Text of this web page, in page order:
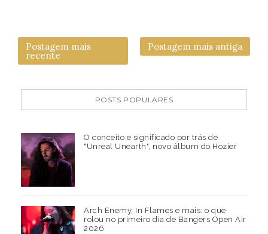
Postagem mais
recente
Postagem mais antiga
POSTS POPULARES
O conceito e significado por trás de
"Unreal Unearth", novo álbum do Hozier
Arch Enemy, In Flames e mais: o que
rolou no primeiro dia de Bangers Open Air
2026